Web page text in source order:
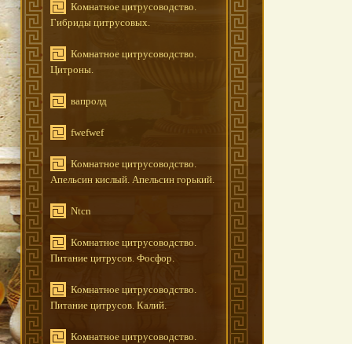
Комнатное цитрусоводство.
Гибриды цитрусовых.
Комнатное цитрусоводство.
Цитроны.
вапролд
fwefwef
Комнатное цитрусоводство.
Апельсин кислый. Апельсин горький.
Ntcn
Комнатное цитрусоводство.
Питание цитрусов. Фосфор.
Комнатное цитрусоводство.
Питание цитрусов. Калий.
Комнатное цитрусоводство.